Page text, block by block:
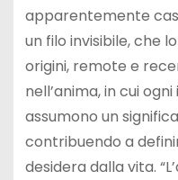
apparentemente
un filo invisibile, che
origini, remote e
nell’anima, in cui
assumono un
contribuendo a
desidera dalla vita.